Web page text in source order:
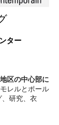
ター
区の中心部に
レルとポール
、研究、衣